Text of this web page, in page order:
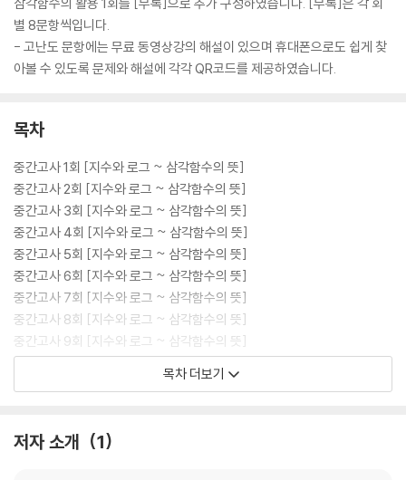
별 8문항씩입니다.
- 고난도 문항에는 무료 동영상강의 해설이 있으며 휴대폰으로도 쉽게 찾
아볼 수 있도록 문제와 해설에 각각 QR코드를 제공하였습니다.
목차
중간고사 1회 [지수와 로그 ~ 삼각함수의 뜻]
중간고사 2회 [지수와 로그 ~ 삼각함수의 뜻]
중간고사 3회 [지수와 로그 ~ 삼각함수의 뜻]
중간고사 4회 [지수와 로그 ~ 삼각함수의 뜻]
중간고사 5회 [지수와 로그 ~ 삼각함수의 뜻]
중간고사 6회 [지수와 로그 ~ 삼각함수의 뜻]
중간고사 7회 [지수와 로그 ~ 삼각함수의 뜻]
중간고사 8회 [지수와 로그 ~ 삼각함수의 뜻]
중간고사 9회 [지수와 로그 ~ 삼각함수의 뜻]
중간고사 10회 [지수와 로그 ~ 삼각함수의 뜻]
목차 더보기
저자 소개 1